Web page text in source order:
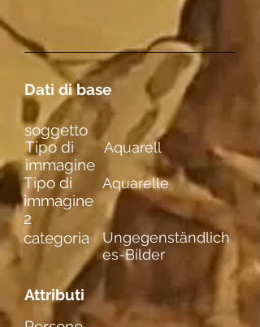
Dati di base
Tipo di
immagine
Aquarell
Tipo di
immagine
2
Aquarelle
categoria
Ungegenständlich
es-Bilder
Attributi
soggetto